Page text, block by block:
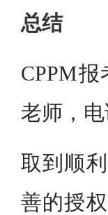
总结
CPPM
老师，电
取到顺
善的授